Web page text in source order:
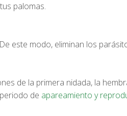
palomas.
este modo, eliminan los
de la primera nidada, la
de apareamiento y